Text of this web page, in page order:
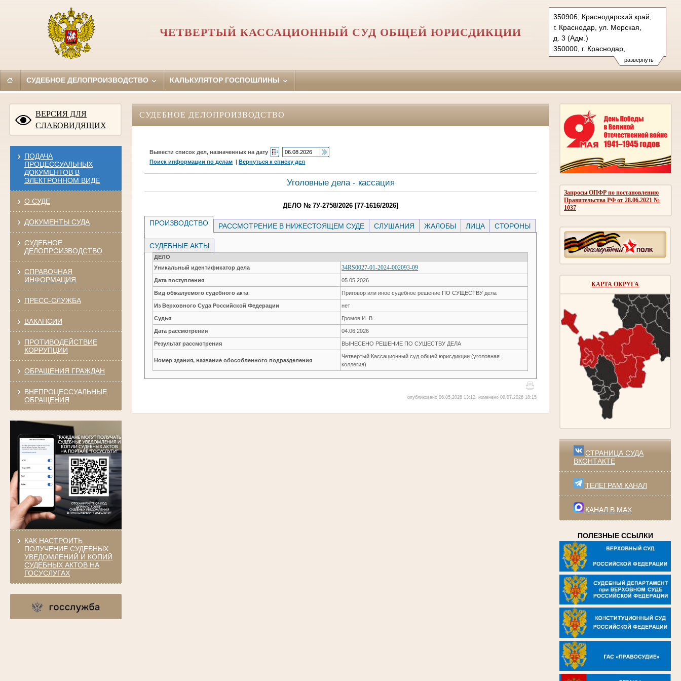
развернуть
350906, Краснодарский край,
г. Краснодар, ул. Морская,
д. 3 (Адм.)
350000, г. Краснодар,
ул. Красная, д.113 (Уг.)
350907, г. Краснодар,
Тел.: (861) 219-24-00
ЧЕТВЕРТЫЙ КАССАЦИОННЫЙ СУД ОБЩЕЙ ЮРИСДИКЦИИ
СУДЕБНОЕ ДЕЛОПРОИЗВОДСТВО КАЛЬКУЛЯТОР ГОСПОШЛИНЫ
ВЕРСИЯ ДЛЯ
СЛАБОВИДЯЩИХ
ПОДАЧА
ПРОЦЕССУАЛЬНЫХ
ДОКУМЕНТОВ В
ЭЛЕКТРОННОМ ВИДЕ
О СУДЕ
ДОКУМЕНТЫ СУДА
СУДЕБНОЕ
ДЕЛОПРОИЗВОДСТВО
СПРАВОЧНАЯ
ИНФОРМАЦИЯ
ПРЕСС-СЛУЖБА
ВАКАНСИИ
ПРОТИВОДЕЙСТВИЕ
КОРРУПЦИИ
ОБРАЩЕНИЯ ГРАЖДАН
ВНЕПРОЦЕССУАЛЬНЫЕ
ОБРАЩЕНИЯ
КАК НАСТРОИТЬ
ПОЛУЧЕНИЕ СУДЕБНЫХ
УВЕДОМЛЕНИЙ И КОПИЙ
СУДЕБНЫХ АКТОВ НА
ГОСУСЛУГАХ
Запросы ОПФР по постановлению
Правительства РФ от 28.06.2021 №
1037
КАРТА ОКРУГА
СТРАНИЦА СУДА
ВКОНТАКТЕ
ТЕЛЕГРАМ КАНАЛ
КАНАЛ В MAX
ПОЛЕЗНЫЕ ССЫЛКИ
СУДЕБНОЕ ДЕЛОПРОИЗВОДСТВО
Вывести список дел, назначенных на дату
Поиск информации по делам |Вернуться к списку дел
Уголовные дела - кассация
ДЕЛО № 7У-2758/2026 [77-1616/2026]
ПРОИЗВОДСТВО РАССМОТРЕНИЕ В НИЖЕСТОЯЩЕМ СУДЕ СЛУШАНИЯ ЖАЛОБЫ ЛИЦА СТОРОНЫ
СУДЕБНЫЕ АКТЫ
ДЕЛО
Уникальный идентификатор дела
34RS0027-01-2024-002093-09
Дата поступления 05.05.2026
Вид обжалуемого судебного акта Приговор или иное судебное решение ПО СУЩЕСТВУ дела
Из Верховного Суда Российской Федерации нет
Судья Громов И. В.
Дата рассмотрения 04.06.2026
Результат рассмотрения ВЫНЕСЕНО РЕШЕНИЕ ПО СУЩЕСТВУ ДЕЛА
Номер здания, название обособленного подразделения
Четвертый Кассационный суд общей юрисдикции (уголовная
коллегия)
опубликовано 06.05.2026 13:12, изменено 08.07.2026 18:15